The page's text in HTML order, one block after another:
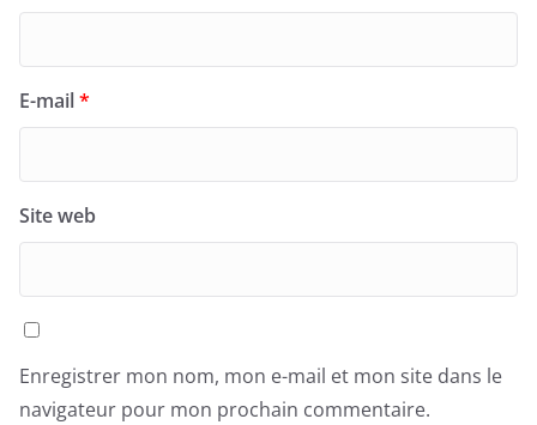
E-mail*
Site web
Enregistrer mon nom, mon e-mail et mon site dans le
navigateur pour mon prochain commentaire.